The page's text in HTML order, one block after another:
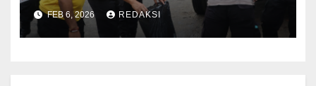
Dampingi Kapolda Kalteng
Kurve di Pasar Besar
FEB 6, 2026 REDAKSI